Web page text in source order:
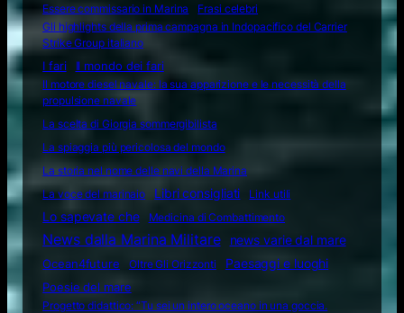
Essere commissario in Marina
Frasi celebri
Gli highlights della prima campagna in Indopacifico del Carrier
Strike Group italiano
I fari
Il mondo dei fari
Il motore diesel navale: la sua apparizione e le necessità della
propulsione navale
La scelta di Giorgia sommergibilista
La spiaggia più pericolosa del mondo
La storia nel nome delle navi della Marina
La voce del marinaio
Libri consigliati Link utili
Lo sapevate che Medicina di Combattimento
News dalla Marina Militare
news varie dal mare
Ocean4future
Oltre Gli Orizzonti
Paesaggi e luoghi
Poesie del mare
Progetto didattico: “Tu sei un intero oceano in una goccia.